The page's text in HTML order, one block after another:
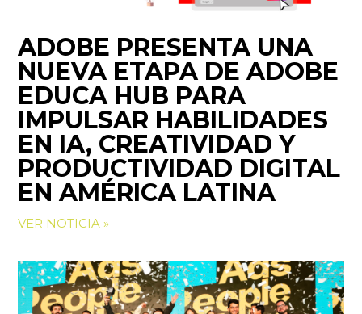
ADOBE PRESENTA UNA
NUEVA ETAPA DE ADOBE
EDUCA HUB PARA
IMPULSAR HABILIDADES
EN IA, CREATIVIDAD Y
PRODUCTIVIDAD DIGITAL
EN AMÉRICA LATINA
VER NOTICIA »